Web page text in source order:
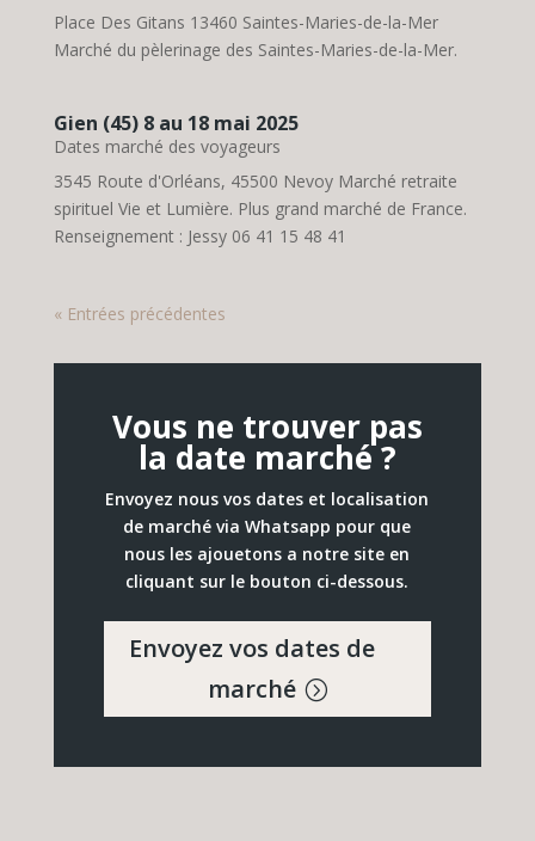
Place Des Gitans 13460 Saintes-Maries-de-la-Mer
Marché du pèlerinage des Saintes-Maries-de-la-Mer.
Gien (45) 8 au 18 mai 2025
Dates marché des voyageurs
3545 Route d'Orléans, 45500 Nevoy Marché retraite
spirituel Vie et Lumière. Plus grand marché de France.
Renseignement : Jessy 06 41 15 48 41
« Entrées précédentes
Vous ne trouver pas
la date marché ?
Envoyez nous vos dates et localisation
de marché via Whatsapp pour que
nous les ajouetons a notre site en
cliquant sur le bouton ci-dessous.
Envoyez vos dates de
marché